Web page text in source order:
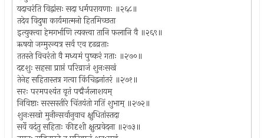
यदाचरंति विद्वांसः सदा धर्मपरायणाः ॥२६८॥
तदेव विदुषा कार्यमात्मनो हितमिच्छता
इत्युक्त्वा हेमगर्भाणि त्यक्त्वा तानि फलानि वै ॥२६९॥
ऋषयो जग्मुरन्यत्र सर्व एव दृढव्रताः
ततस्ते विचरंतो वै मध्यमं पुष्करं गताः ॥२७०॥
ददृशुः सहसा प्राप्तं परिव्राजं शुनःसखं
तेनेह सहितास्तत्र गत्वा किंचिद्वनांतरं ॥२७१॥
सरः परमपश्यंत वृतं पद्मैर्जलाशयम्
निविष्टाः सरसस्तीरे चिंतयंतो गतिं शुभाम् ॥२७२॥
शुनःसखो मुनीन्सर्वानुवाच क्षुधितांस्तदा
सर्वे वदंतु सहिताः कीदृशी क्षुत्प्रवेदना ॥२७३॥